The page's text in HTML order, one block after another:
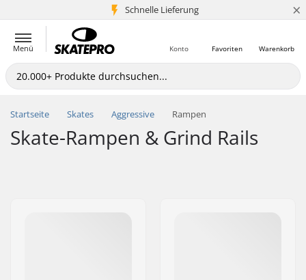
Schnelle Lieferung
5+ Mio. Kunden ×
Menü Warenkorb
Favoriten
Konto
Startseite Skates Aggressive Rampen
Skate-Rampen & Grind Rails